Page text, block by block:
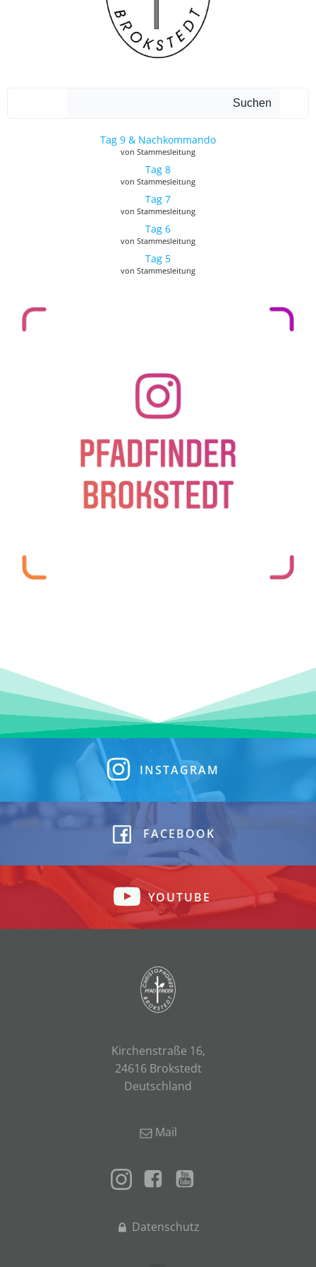
Suchen
Tag 9 & Nachkommando
von Stammesleitung
Tag 8
von Stammesleitung
Tag 7
von Stammesleitung
Tag 6
von Stammesleitung
Tag 5
von Stammesleitung
INSTAGRAM
FACEBOOK
YOUTUBE
Kirchenstraße 16,
24616 Brokstedt
Deutschland
Mail
Datenschutz